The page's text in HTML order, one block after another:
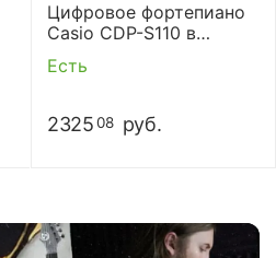
Цифровое фортепиано
Casio CDP-S110 в
комплекте с
деревянной стойкой
Есть
2325 08 руб.